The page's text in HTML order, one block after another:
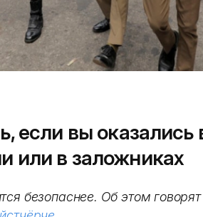
если вы оказались
или в заложниках
безопаснее. Об этом